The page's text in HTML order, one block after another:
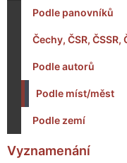
Podle panovníků
Čechy, ČSR, ČSSR,
Podle autorů
Podle míst/měst
Podle zemí
Vyznamenání